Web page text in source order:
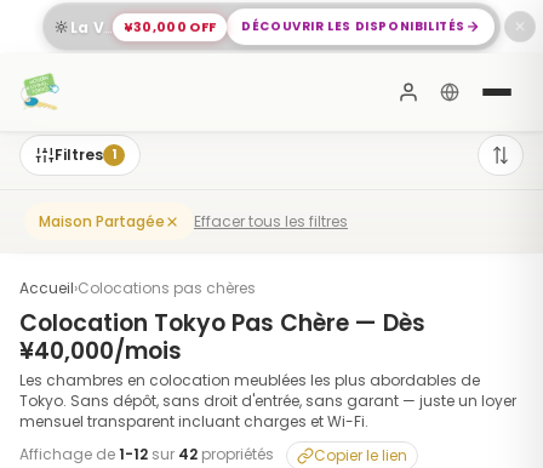
🔆 La Vie à Meguro Vous Attend ¥30,000 OFF DÉCOUVRIR LES DISPONIBILITÉS ✕
Filtres 1
Maison Partagée Effacer tous les filtres
Accueil›Colocations pas chères
Colocation Tokyo Pas Chère — Dès
¥40,000/mois
Les chambres en colocation meublées les plus abordables de
Tokyo. Sans dépôt, sans droit d'entrée, sans garant — juste un loyer
mensuel transparent incluant charges et Wi-Fi.
Affichage de1-12 sur 42 propriétés Copier le lien